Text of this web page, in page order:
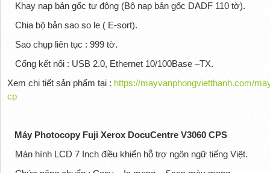
Khay nạp bản gốc tự động (Bộ nạp bản gốc DADF 110 tờ).
Chia bộ bản sao so le ( E-sort).
Sao chụp liên tục : 999 tờ.
Cổng kết nối : USB 2.0, Ethernet 10/100Base –TX.
Xem chi tiết sản phẩm tại : https://mayvanphongvietthanh.com/
cp
Máy Photocopy Fuji Xerox DocuCentre V3060 CPS
Màn hình LCD 7 Inch điều khiển hỗ trợ ngôn ngữ tiếng Việt.